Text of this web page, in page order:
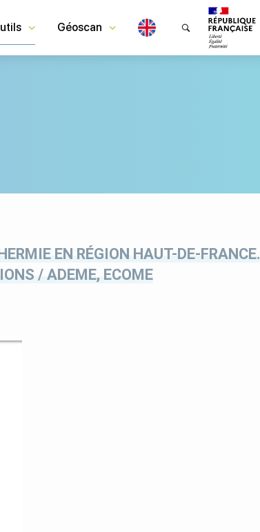
Géoscan
EN RÉGION HAUT-DE-FRANCE.
/ ADEME, ECOME